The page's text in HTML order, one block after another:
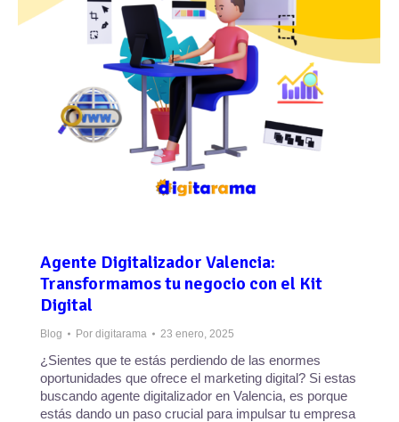
Agente Digitalizador Valencia:
Transformamos tu negocio con el Kit
Digital
Blog Por digitarama 23 enero, 2025
¿Sientes que te estás perdiendo de las enormes
oportunidades que ofrece el marketing digital? Si estas
buscando agente digitalizador en Valencia, es porque
estás dando un paso crucial para impulsar tu empresa